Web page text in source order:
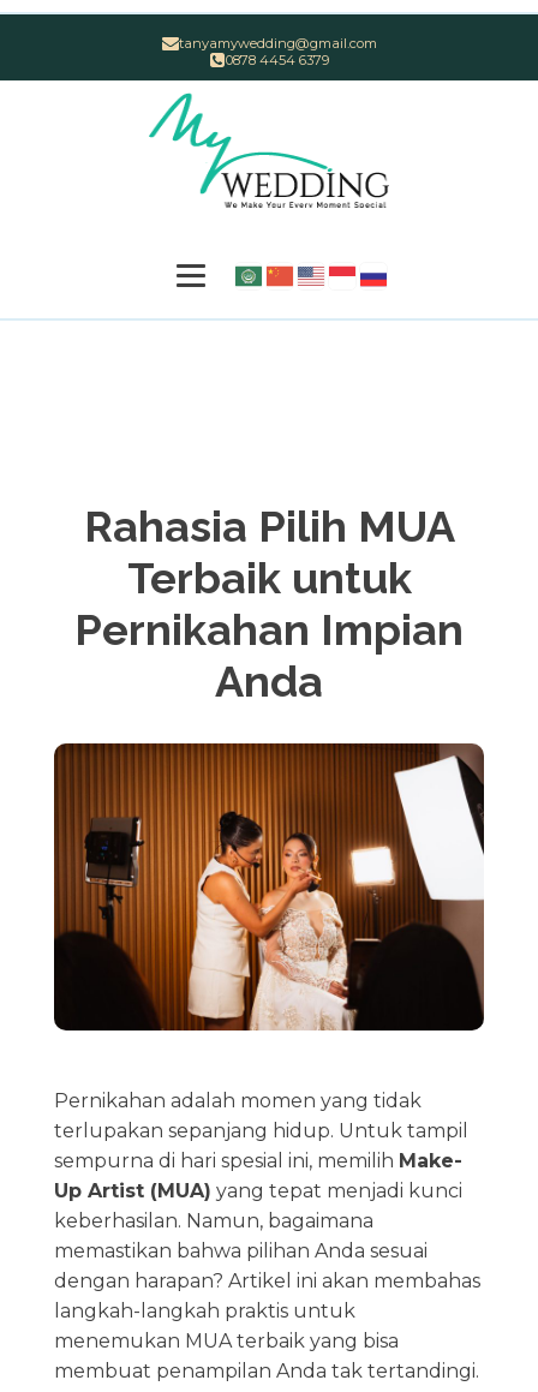
tanyamywedding@gmail.com
0878 4454 6379
Rahasia Pilih MUA
Terbaik untuk
Pernikahan Impian
Anda
Pernikahan adalah momen yang tidak
terlupakan sepanjang hidup. Untuk tampil
sempurna di hari spesial ini, memilih Make-
Up Artist (MUA) yang tepat menjadi kunci
keberhasilan. Namun, bagaimana
memastikan bahwa pilihan Anda sesuai
dengan harapan? Artikel ini akan membahas
langkah-langkah praktis untuk
menemukan MUA terbaik yang bisa
membuat penampilan Anda tak tertandingi.